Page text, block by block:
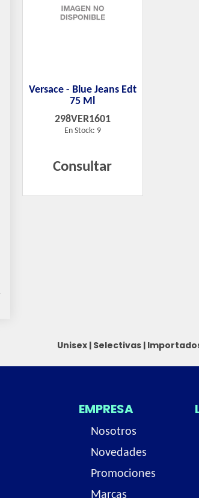
Versace - Blue Jeans Edt
75 Ml
298VER1601
En Stock: 9
Consultar
Unisex | Selectivas |
EMPRESA
Nosotros
Novedades
Promociones
Marcas